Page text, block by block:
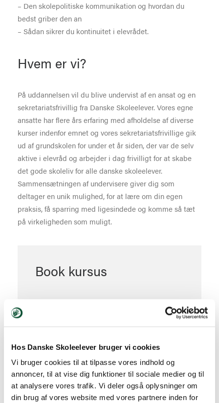
Hos Danske Skoleelever bruger vi cookies
Vi bruger cookies til at tilpasse vores indhold og
annoncer, til at vise dig funktioner til sociale medier og til
at analysere vores trafik. Vi deler også oplysninger om
din brug af vores website med vores partnere inden for
– Den skolepolitiske kommunikation og hvordan du
bedst griber den an
– Sådan sikrer du kontinuitet i elevrådet.
Hvem er vi?
På uddannelsen vil du blive undervist af en ansat og en
sekretariatsfrivillig fra Danske Skoleelever. Vores egne
ansatte har flere års erfaring med afholdelse af diverse
kurser indenfor emnet og vores sekretariatsfrivillige gik
ud af grundskolen for under et år siden, der var de selv
aktive i elevråd og arbejder i dag frivilligt for at skabe
det gode skoleliv for alle danske skoleelever.
Sammensætningen af undervisere giver dig som
deltager en unik mulighed, for at lære om din egen
praksis, få sparring med ligesindede og komme så tæt
på virkeligheden som muligt.
Book kursus
Book ved at trykke på knappen og udfyld
BOOK